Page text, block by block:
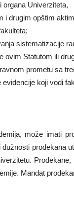
organa Univerziteta,
i drugim opštim
sistematizacije
ovim Statutom ili
prometu sa
koji vodi
može imati
prodekana
Mandat